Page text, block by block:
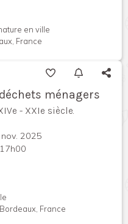
en ville
France
ménagers
- XXIe siècle.
2025
France